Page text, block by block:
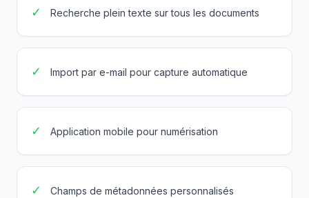
✓ Recherche plein texte sur tous les documents
✓ Import par e-mail pour capture automatique
✓ Application mobile pour numérisation
✓ Champs de métadonnées personnalisés